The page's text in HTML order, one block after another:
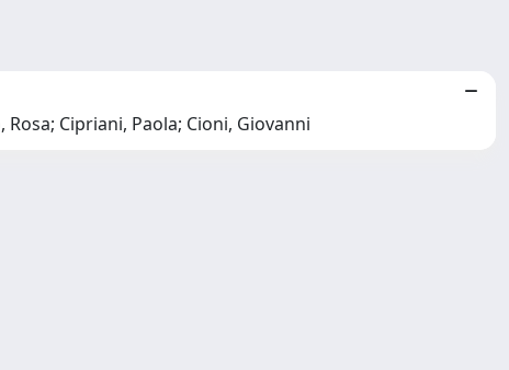
Cipriani, Paola; Cioni, Giovanni